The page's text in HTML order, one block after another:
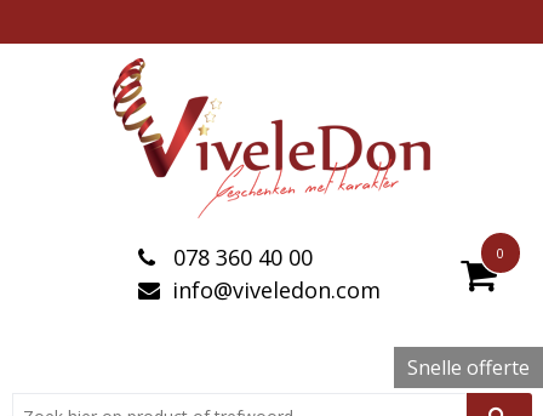
0
078 360 40 00
info@viveledon.com
Snelle offerte